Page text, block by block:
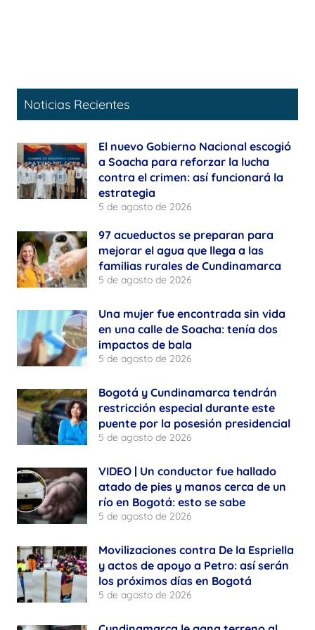
Noticias Recientes
El nuevo Gobierno Nacional escogió
a Soacha para reforzar la lucha
contra el crimen: así funcionará la
estrategia
5 de agosto de 2026
97 acueductos se preparan para
mejorar el agua que llega a las
familias rurales de Cundinamarca
5 de agosto de 2026
Una mujer fue encontrada sin vida
en una calle de Soacha: tenía dos
impactos de bala
5 de agosto de 2026
Bogotá y Cundinamarca tendrán
restricción especial durante este
puente por la posesión presidencial
5 de agosto de 2026
VIDEO | Un conductor fue hallado
atado de pies y manos cerca de un
río en Bogotá: esto se sabe
5 de agosto de 2026
Movilizaciones contra De la Espriella
y actos de apoyo a Petro: así serán
los próximos días en Bogotá
5 de agosto de 2026